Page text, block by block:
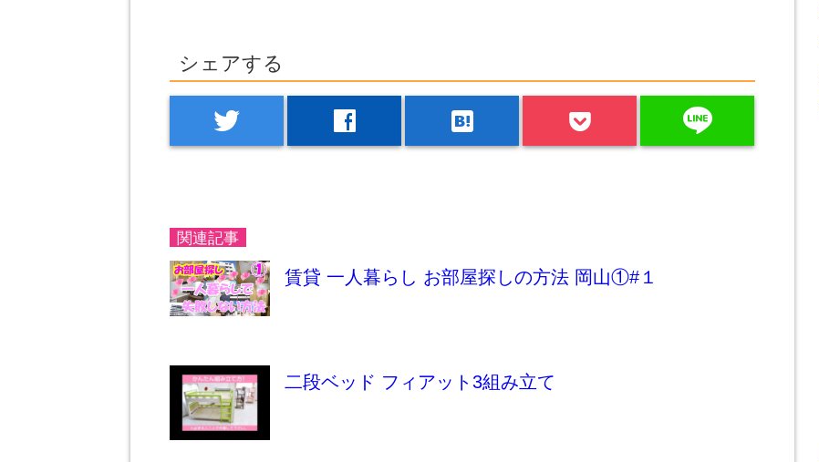
シェアする
twitter facebook hatenabookmark line
関連記事
賃貸 一人暮らし お部屋探しの方法 岡山①#１
二段ベッド フィアット3組み立て